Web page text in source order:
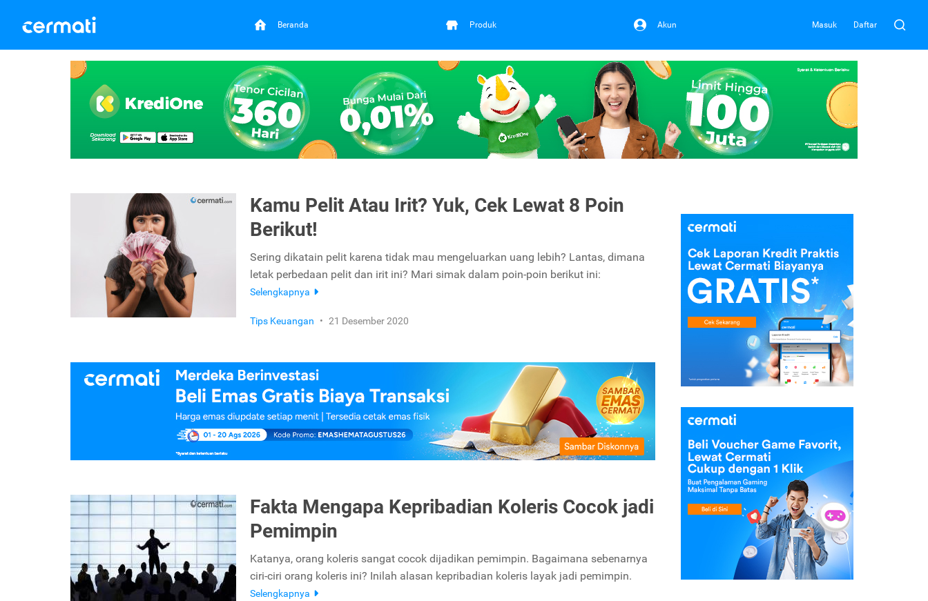
Beranda Produk Akun Masuk Daftar
Kamu Pelit Atau Irit? Yuk, Cek Lewat 8 Poin
Berikut!
Sering dikatain pelit karena tidak mau mengeluarkan uang lebih? Lantas, dimana
letak perbedaan pelit dan irit ini? Mari simak dalam poin-poin berikut ini:
Selengkapnya
Tips Keuangan • 21 Desember 2020
Fakta Mengapa Kepribadian Koleris Cocok jadi
Pemimpin
Katanya, orang koleris sangat cocok dijadikan pemimpin. Bagaimana sebenarnya
ciri-ciri orang koleris ini? Inilah alasan kepribadian koleris layak jadi pemimpin.
Selengkapnya